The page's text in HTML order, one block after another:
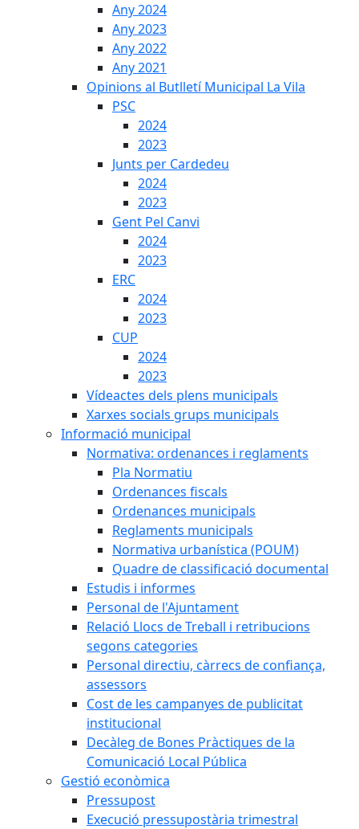
Any 2024
Any 2023
Any 2022
Any 2021
Opinions al Butlletí Municipal La Vila
PSC
2024
2023
Junts per Cardedeu
2024
2023
Gent Pel Canvi
2024
2023
ERC
2024
2023
CUP
2024
2023
Vídeactes dels plens municipals
Xarxes socials grups municipals
Informació municipal
Normativa: ordenances i reglaments
Pla Normatiu
Ordenances fiscals
Ordenances municipals
Reglaments municipals
Normativa urbanística (POUM)
Quadre de classificació documental
Estudis i informes
Personal de l'Ajuntament
Relació Llocs de Treball i retribucions
segons categories
Personal directiu, càrrecs de confiança,
assessors
Cost de les campanyes de publicitat
institucional
Decàleg de Bones Pràctiques de la
Comunicació Local Pública
Gestió econòmica
Pressupost
Execució pressupostària trimestral